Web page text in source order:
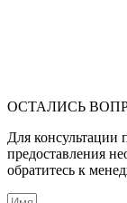
ОСТАЛИСЬ
Для консультации
предоставления
обратитесь к